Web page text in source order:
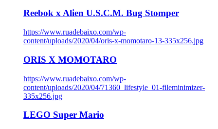
Reebok x Alien U.S.C.M. Bug Stomper
https://www.ruadebaixo.com/wp-
content/uploads/2020/04/oris-x-momotaro-13-335x256.jpg
ORIS X MOMOTARO
https://www.ruadebaixo.com/wp-
content/uploads/2020/04/71360_lifestyle_01-fileminimizer-
335x256.jpg
LEGO Super Mario